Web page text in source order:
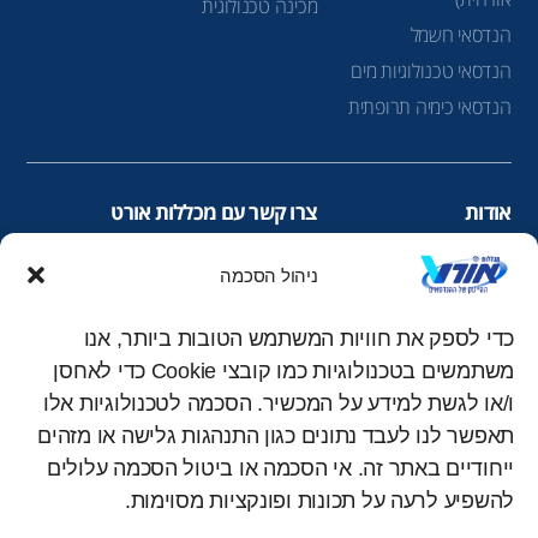
ניהול הסכמה
כדי לספק את חוויות המשתמש הטובות ביותר, אנו
משתמשים בטכנולוגיות כמו קובצי Cookie כדי לאחסן
ו/או לגשת למידע על המכשיר. הסכמה לטכנולוגיות אלו
תאפשר לנו לעבד נתונים כגון התנהגות גלישה או מזהים
ייחודיים באתר זה. אי הסכמה או ביטול הסכמה עלולים
להשפיע לרעה על תכונות ופונקציות מסוימות.
הנדסאי חשמל
הנדסאי טכנולוגיות מים
הנדסאי כימיה תרופתית
מכינה טכנולוגית
אודות
לימודי ערב
מכינה להנדסאים
מכללת אורט
קורסים מוזמנים
צרו קשר עם מכללות אורט
1-700-70-22-60
עקבו אחרינו ברשתות החברתיות
fac
ebo
ok
inst
agr
am
you
tub
e